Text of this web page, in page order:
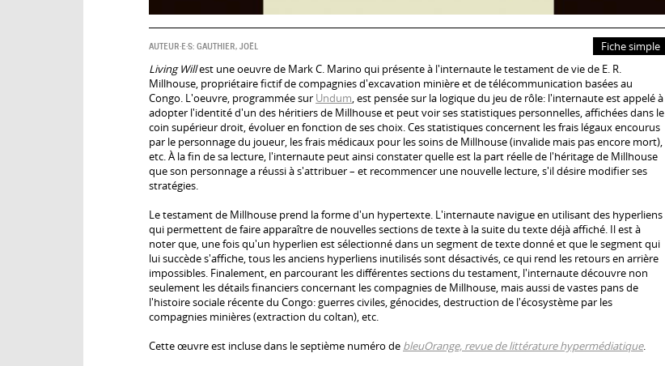
AUTEUR·E·S: GAUTHIER, JOËL
Fiche simple
Living Willest une oeuvre de Mark C. Marino qui présente à l'internaute le testament de vie de E. R.
Millhouse, propriétaire fictif de compagnies d'excavation minière et de télécommunication basées au
Congo. L'oeuvre, programmée sur Undum, est pensée sur la logique du jeu de rôle: l'internaute est appelé à
adopter l'identité d'un des héritiers de Millhouse et peut voir ses statistiques personnelles, affichées dans le
coin supérieur droit, évoluer en fonction de ses choix. Ces statistiques concernent les frais légaux encourus
par le personnage du joueur, les frais médicaux pour les soins de Millhouse (invalide mais pas encore mort),
etc. À la fin de sa lecture, l'internaute peut ainsi constater quelle est la part réelle de l'héritage de Millhouse
que son personnage a réussi à s'attribuer – et recommencer une nouvelle lecture, s'il désire modifier ses
stratégies.
Le testament de Millhouse prend la forme d'un hypertexte. L'internaute navigue en utilisant des hyperliens
qui permettent de faire apparaître de nouvelles sections de texte à la suite du texte déjà affiché. Il est à
noter que, une fois qu'un hyperlien est sélectionné dans un segment de texte donné et que le segment qui
lui succède s'affiche, tous les anciens hyperliens inutilisés sont désactivés, ce qui rend les retours en arrière
impossibles. Finalement, en parcourant les différentes sections du testament, l'internaute découvre non
seulement les détails financiers concernant les compagnies de Millhouse, mais aussi de vastes pans de
l'histoire sociale récente du Congo: guerres civiles, génocides, destruction de l'écosystème par les
compagnies minières (extraction du coltan), etc.
Cette œuvre est incluse dans le septième numéro de bleuOrange, revue de littérature hypermédiatique.